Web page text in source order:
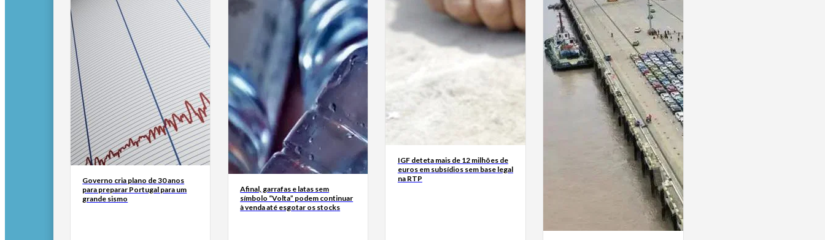
Governo cria plano de 30 anos
para preparar Portugal para um
grande sismo
Afinal, garrafas e latas sem
símbolo “Volta” podem continuar
à venda até esgotar os stocks
IGF deteta mais de 12 milhões de
euros em subsídios sem base legal
na RTP